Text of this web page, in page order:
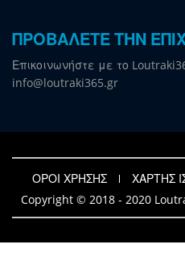
ΠΡΟΒΑΛΕΤΕ ΤΗΝ
Επικοινωνήστε με το
info@loutraki365.gr
ΟΡΟΙ ΧΡΗΣΗΣ
ΧΑΡΤΗΣ
Copyright © 2018 - 2020